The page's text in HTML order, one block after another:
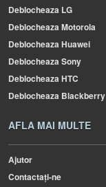
Deblocheaza LG
Deblocheaza Motorola
Deblocheaza Huawei
Deblocheaza Sony
Deblocheaza HTC
Deblocheaza Blackberry
AFLA MAI MULTE
Ajutor
Contactați-ne